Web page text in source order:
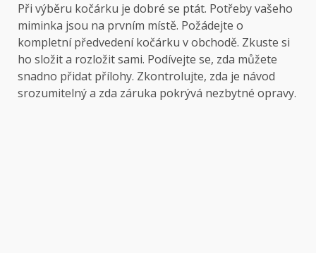
Při výběru kočárku je dobré se ptát. Potřeby vašeho
miminka jsou na prvním místě. Požádejte o
kompletní předvedení kočárku v obchodě. Zkuste si
ho složit a rozložit sami. Podívejte se, zda můžete
snadno přidat přílohy. Zkontrolujte, zda je návod
srozumitelný a zda záruka pokrývá nezbytné opravy.